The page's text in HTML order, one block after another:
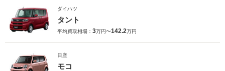
ダイハツ
タント
平均買取相場： 3万円〜142.2万円
日産
モコ